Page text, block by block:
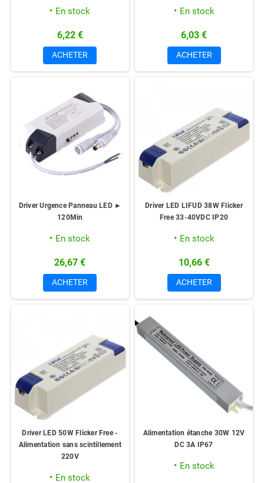
En stock
6,22 €
ACHETER
En stock
6,03 €
ACHETER
Driver Urgence Panneau LED ►
120Min
En stock
26,67 €
ACHETER
Driver LED LIFUD 38W Flicker
Free 33-40VDC IP20
En stock
10,66 €
ACHETER
Driver LED 50W Flicker Free -
Alimentation sans scintillement
220V
En stock
Alimentation étanche 30W 12V
DC 3A IP67
En stock